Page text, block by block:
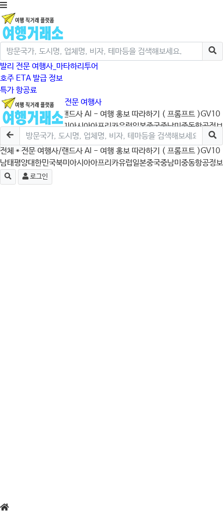
발리 전문 여행사_마타하리투어
호주 ETA 발급 정보
특가 항공료
크루즈/미국/캐나다 전문 여행사
전체 * 전문 여행사/랜드사AI - 여행 홍보 따라하기 ( 프롬프트 )GV10
남태평양대한민국북미아시아아프리카유럽일본중국중남미중동항공정보
로그인
전체 * 전문 여행사/랜드사AI - 여행 홍보 따라하기 ( 프롬프트 )GV10
남태평양대한민국북미 아시아아프리카유럽일본중국중남미 중동항공정보
로그인